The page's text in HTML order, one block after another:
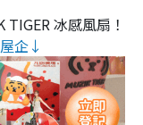
冰感風扇！
企↓